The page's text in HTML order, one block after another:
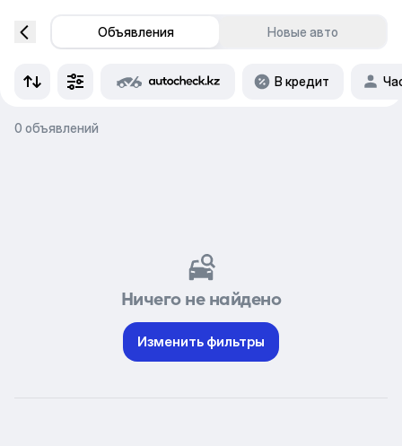
Объявления Новые авто
В кредит
0 объявлений
Ничего не найдено
Изменить фильтры